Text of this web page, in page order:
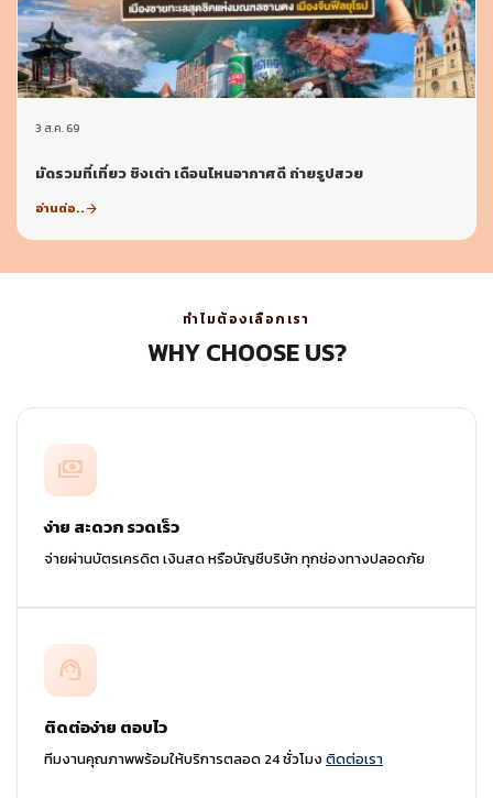
3 ส.ค. 69
มัดรวมที่เที่ยว ชิงเต่า เดือนไหนอากาศดี ถ่ายรูปสวย
อ่านต่อ..arrow_forward
ทำไมต้องเลือกเรา
WHY CHOOSE US?
payments
ง่าย สะดวก รวดเร็ว
จ่ายผ่านบัตรเครดิต เงินสด หรือบัญชีบริษัท ทุกช่องทางปลอดภัย
support_agent
ติดต่อง่าย ตอบไว
ทีมงานคุณภาพพร้อมให้บริการตลอด 24 ชั่วโมงติดต่อเรา